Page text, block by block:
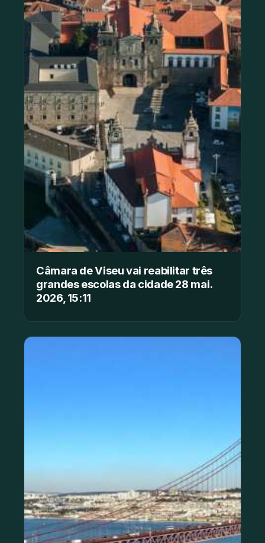
Câmara de Viseu vai reabilitar três
grandes escolas da cidade 28 mai.
2026, 15:11